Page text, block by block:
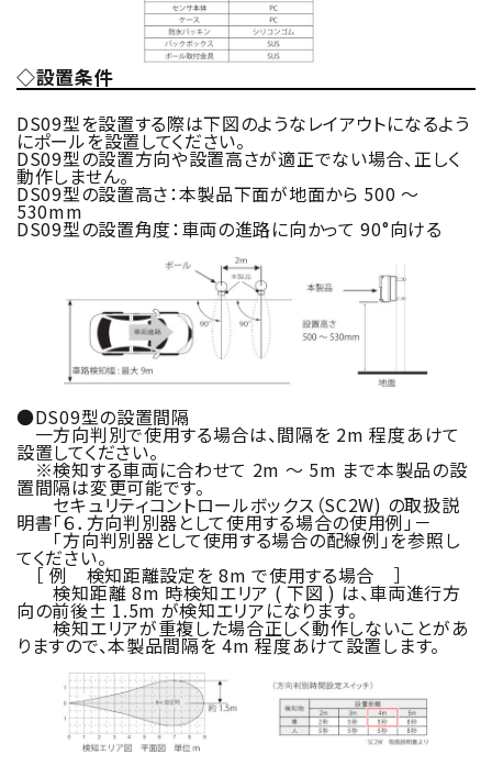
◇設置条件
DS09型を設置する際は下図のようなレイアウトになるよう
にポールを設置してください。
DS09型の設置方向や設置高さが適正でない場合、正しく
動作しません。
DS09型の設置高さ：本製品下面が地面から 500 ～
530mm
DS09型の設置角度：車両の進路に向かって 90°向ける
●DS09型の設置間隔
一方向判別で使用する場合は、間隔を 2m 程度あけて
設置してください。
※検知する車両に合わせて 2m ～ 5m まで本製品の設
置間隔は変更可能です。
セキュリティコントロールボックス（SC2W) の取扱説
明書「６．方向判別器として使用する場合の使用例」－
「方向判別器として使用する場合の配線例」を参照し
てください。
［ 例 検知距離設定を 8m で使用する場合 ］
検知距離 8m 時検知エリア ( 下図 ) は、車両進行方
向の前後± 1.5m が検知エリアになります。
検知エリアが重複した場合正しく動作しないことがあ
りますので、本製品間隔を 4m 程度あけて設置します。